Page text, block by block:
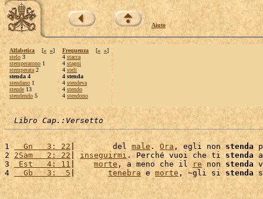
Aiuto
Alfabetica [« »]
stelo 3
stemperarono 1
stemperata 2
stenda 4
stendano 1
stende 13
stendendo 5
Frequenza [« »]
4 stacca
4 stagni
4 steli
4 stenda
4 stendeva
4 stendo
4 stendono
Libro Cap.:Versetto
1
  Gn   3: 22
|        del male . Ora , egli non stenda
2 2Sam   2: 22 inseguirmi. Perché vuoi che ti stenda
3 Est   4: 11 | morte, a meno che il re non stenda
4
  Gb   3:  5
| tenebra e morte , ~gli si stenda